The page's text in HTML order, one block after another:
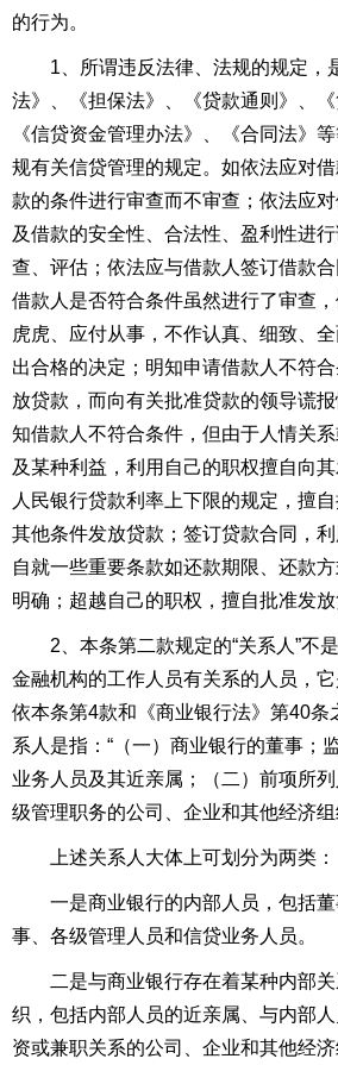
的行为。
1、所谓违反法律、法规的规定，
法》、《担保法》、《贷款通则》、《
《信贷资金管理办法》、《合同法》
规有关信贷管理的规定。如依法应对
款的条件进行审查而不审查；依法应
及借款的安全性、合法性、盈利性进
查、评估；依法应与借款人签订借款
借款人是否符合条件虽然进行了审查
虎虎、应付从事，不作认真、细致、
出合格的决定；明知申请借款人不符
放贷款，而向有关批准贷款的领导谎
知借款人不符合条件，但由于人情关
及某种利益，利用自己的职权擅自向
人民银行贷款利率上下限的规定，擅
其他条件发放贷款；签订贷款合同，
自就一些重要条款如还款期限、还款
明确；超越自己的职权，擅自批准发放
2、本条第二款规定的“关系人”不
金融机构的工作人员有关系的人员，它
依本条第4款和《商业银行法》第40条
系人是指：“（一）商业银行的董事；
业务人员及其近亲属；（二）前项所
级管理职务的公司、企业和其他经济组
上述关系人大体上可划分为两类：
一是商业银行的内部人员，包括
事、各级管理人员和信贷业务人员。
二是与商业银行存在着某种内部
织，包括内部人员的近亲属、与内部
资或兼职关系的公司、企业和其他经济